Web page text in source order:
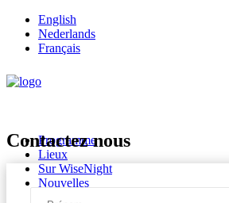
English
Nederlands
Français
Programme
Lieux
Sur WiseNight
Nouvelles
Contactez nous